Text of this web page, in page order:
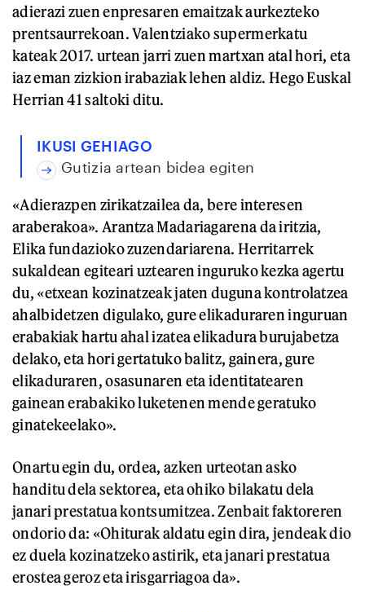
adierazi zuen enpresaren emaitzak aurkezteko
prentsaurrekoan. Valentziako supermerkatu
kateak 2017. urtean jarri zuen martxan atal hori, eta
iaz eman zizkion irabaziak lehen aldiz. Hego Euskal
Herrian 41 saltoki ditu.
IKUSI GEHIAGO
Gutizia artean bidea egiten
«Adierazpen zirikatzailea da, bere interesen
araberakoa». Arantza Madariagarena da iritzia,
Elika fundazioko zuzendariarena. Herritarrek
sukaldean egiteari uztearen inguruko kezka agertu
du, «etxean kozinatzeak jaten duguna kontrolatzea
ahalbidetzen digulako, gure elikaduraren inguruan
erabakiak hartu ahal izatea elikadura burujabetza
delako, eta hori gertatuko balitz, gainera, gure
elikaduraren, osasunaren eta identitatearen
gainean erabakiko luketenen mende geratuko
ginatekeelako».
Onartu egin du, ordea, azken urteotan asko
handitu dela sektorea, eta ohiko bilakatu dela
janari prestatua kontsumitzea. Zenbait faktoreren
ondorio da: «Ohiturak aldatu egin dira, jendeak dio
ez duela kozinatzeko astirik, eta janari prestatua
erostea geroz eta irisgarriagoa da».